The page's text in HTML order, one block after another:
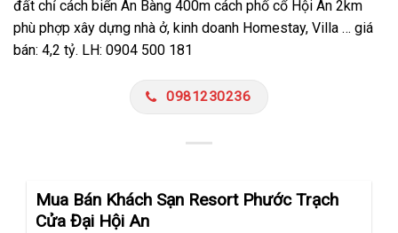
đất chỉ cách biển An Bàng 400m cách phố cổ Hội An 2km
phù phợp xây dựng nhà ở, kinh doanh Homestay, Villa … giá
bán: 4,2 tỷ. LH: 0904 500 181
0981230236
Mua Bán Khách Sạn Resort Phước Trạch
Cửa Đại Hội An